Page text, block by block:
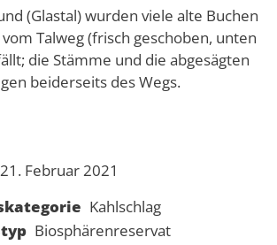
(Glastal) wurden viele alte Buchen
Talweg (frisch geschoben, unten
die Stämme und die abgesägten
beiderseits des Wegs.
Februar 2021
Kahlschlag
Biosphärenreservat